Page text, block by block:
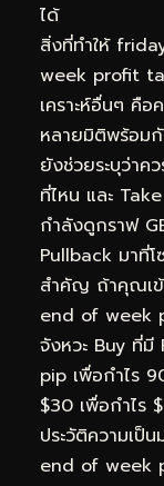
ได้
สิ่งที่ทำให้
week profit
เคราะห์อื่นๆ คือ
หลายมิติพร้อมกั
ยังช่วยระบุว่าค
ที่ไหน และ
กำลังดูกราฟ
Pullback มาที่
สำคัญ ถ้าคุณเ
end of week
จังหวะ Buy ที่มี
pip เพื่อกำไร
$30 เพื่อกำไร
ประวัติความเ
end of week